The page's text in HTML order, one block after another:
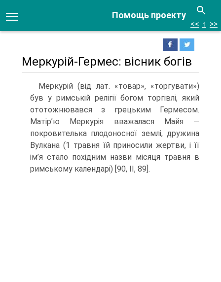
Помощь проекту
<< ↑ >>
Меркурій-Гермес: вісник богів
Меркурій (від лат. «товар», «торгувати»)
був у римській релігії богом торгівлі, який
ототожнювався з грецьким Гермесом.
Матір’ю Меркурія вважалася Майя —
покровителька плодоносної землі, дружина
Вулкана (1 травня їй приносили жерт­ви, і її
ім’я стало похідним назви місяця травня в
римському календарі) [90, ІІ, 89].